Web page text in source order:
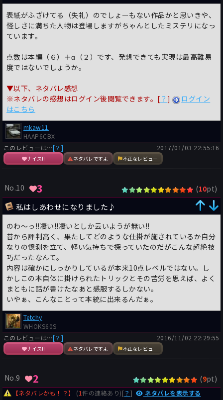
表紙がふざけてる（失礼）のでしょーもない作品かと思いきや、
怪しさに満ちた人物は登場しますがちゃんとしたミステリになっ
ています。
点数は本編（６）＋α（２）です、発想できても実現は最高難易
度ではないでしょうか。
▼以下、ネタバレ感想
※ネタバレの感想はログイン後閲覧できます。[ ？ ]
ログイン
はこちら
mkaw11
HAAP6CBX
このレビューは…[？]
ナイス!! ネタバレですよ 不正なレビュー
2017/01/03 22:55:16
No.10 3 (10pt)
私はしあわせになりました♪
のわ～っ!!凄い!!凄いとしか云いようが無い!!
昔から評判高く、果たしてどのような仕掛が施されているか自分
なりの憶測を立て、軽い気持ちで探っていたのだがこんな超絶技
巧だったなんて。
内容は確かにしっかりしているが本来10点レベルではない。し
かしこの本自体に掛けられたトリックとその苦労を思えば、よく
まともに話が書けたなあと感服するしかない。
いやぁ、こんなことって本統に出来るんだぁ。
Tetchy
WHOKS60S
このレビューは…[？]
ナイス!! ネタバレですよ 不正なレビュー
2016/11/02 22:29:55
No.9 2 (9pt)
【ネタバレかも！？】 (1件の連絡あり)[？ ] ネタバレを表示する